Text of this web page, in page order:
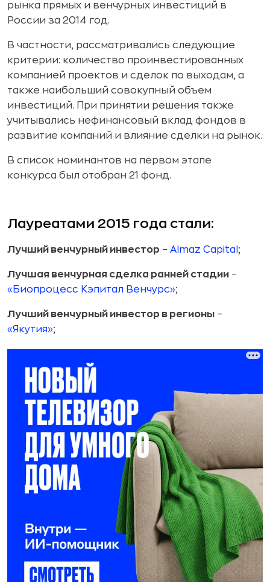
рынка прямых и венчурных инвестиций в
России за 2014 год.
В частности, рассматривались следующие
критерии: количество проинвестированных
компанией проектов и сделок по выходам, а
также наибольший совокупный объем
инвестиций. При принятии решения также
учитывались нефинансовый вклад фондов в
развитие компаний и влияние сделки на рынок.
В список номинантов на первом этапе
конкурса был отобран 21 фонд.
Лауреатами 2015 года стали:
Лучший венчурный инвестор – Almaz Capital ;
Лучшая венчурная сделка ранней стадии –
«Биопроцесс Кэпитал Венчурс»;
Лучший венчурный инвестор в регионы –
«Якутия»;